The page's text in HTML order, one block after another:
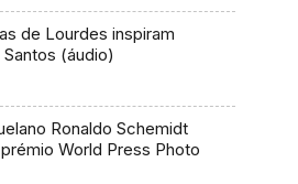
de Lourdes inspiram
(áudio)
Ronaldo Schemidt
World Press Photo